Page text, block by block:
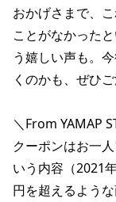
おかげさまで、
ことがなかった
う嬉しい声も。
くのかも、ぜひ
＼From YAMAP
クーポンはお一
いう内容（2021
円を超えるよう